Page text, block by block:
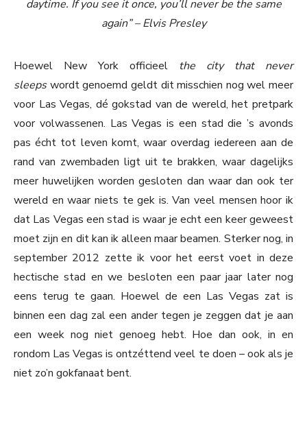
daytime. If you see it once, you’ll never be the same
again” – Elvis Presley
Hoewel New York officieel the city that never
sleepswordt genoemd geldt dit misschien nog wel meer
voor Las Vegas, dé gokstad van de wereld, het pretpark
voor volwassenen. Las Vegas is een stad die ’s avonds
pas écht tot leven komt, waar overdag iedereen aan de
rand van zwembaden ligt uit te brakken, waar dagelijks
meer huwelijken worden gesloten dan waar dan ook ter
wereld en waar niets te gek is. Van veel mensen hoor ik
dat Las Vegas een stad is waar je echt een keer geweest
moet zijn en dit kan ik alleen maar beamen. Sterker nog, in
september 2012 zette ik voor het eerst voet in deze
hectische stad en we besloten een paar jaar later nog
eens terug te gaan. Hoewel de een Las Vegas zat is
binnen een dag zal een ander tegen je zeggen dat je aan
een week nog niet genoeg hebt. Hoe dan ook, in en
rondom Las Vegas is ontzéttend veel te doen – ook als je
niet zo’n gokfanaat bent.